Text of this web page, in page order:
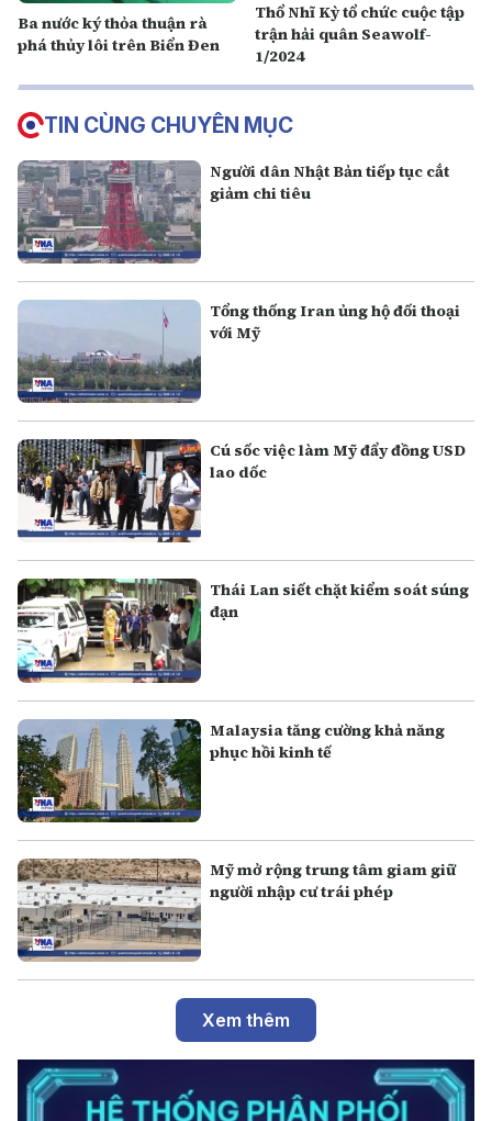
Ba nước ký thỏa thuận rà
phá thủy lôi trên Biển Đen
Thổ Nhĩ Kỳ tổ chức cuộc tập
trận hải quân Seawolf-
1/2024
TIN CÙNG CHUYÊN MỤC
Người dân Nhật Bản tiếp tục cắt
giảm chi tiêu
Tổng thống Iran ủng hộ đối thoại
với Mỹ
Cú sốc việc làm Mỹ đẩy đồng USD
lao dốc
Thái Lan siết chặt kiểm soát súng
đạn
Malaysia tăng cường khả năng
phục hồi kinh tế
Mỹ mở rộng trung tâm giam giữ
người nhập cư trái phép
Xem thêm